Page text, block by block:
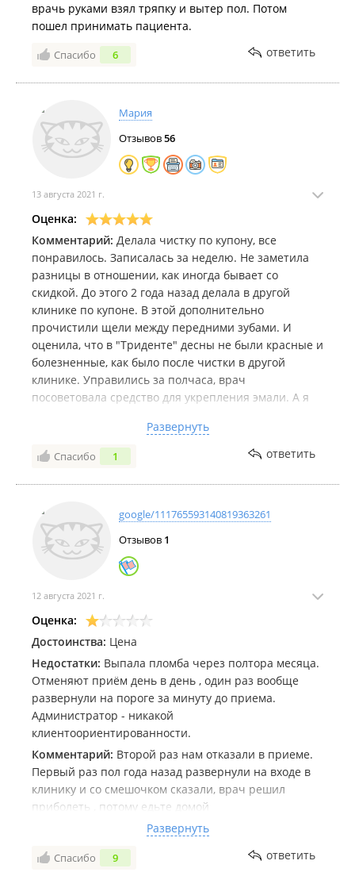
врачь руками взял тряпку и вытер пол. Потом
пошел принимать пациента.
Спасибо 6 ответить
Мария
Отзывов56
13 августа 2021 г.
Оценка:
Комментарий: Делала чистку по купону, все
понравилось. Записалась за неделю. Не заметила
разницы в отношении, как иногда бывает со
скидкой. До этого 2 года назад делала в другой
клинике по купоне. В этой дополнительно
прочистили щели между передними зубами. И
оценила, что в "Триденте" десны не были красные и
болезненные, как было после чистки в другой
клинике. Управились за полчаса, врач
посоветовала средство для укрепления эмали. А я
сделать в этом плане. И дельный совет - проверить,
как там "поживают" зубы мудрости, которые пока о
себе никак не дают знать, чтобы боль не застала в
самый неожиданный момент. В общем, я довольна,
Развернуть
Спасибо 1 ответить
google/111765593140819363261
Отзывов 1
12 августа 2021 г.
Оценка:
Достоинства: Цена
Недостатки: Выпала пломба через полтора месяца.
Отменяют приём день в день , один раз вообще
развернули на пороге за минуту до приема.
Администратор - никакой
клиентоориентированности.
Комментарий: Второй раз нам отказали в приеме.
Первый раз пол года назад развернули на входе в
клинику и со смешочком сказали, врач решил
приболеть , потому едьте домой
и сейчас опять с таким же смешком сказали - ну
запишитесь через месяц, что такого. ???
Развернуть
Спасибо 9 ответить